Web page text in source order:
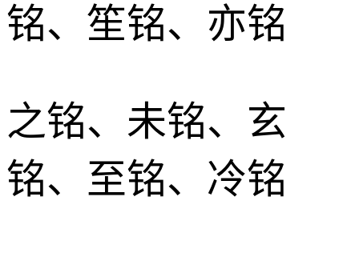
铭、笙铭、亦铭
之铭、未铭、玄
铭、至铭、冷铭